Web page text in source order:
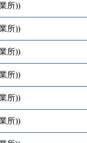
所))
所))
所))
所))
所))
所))